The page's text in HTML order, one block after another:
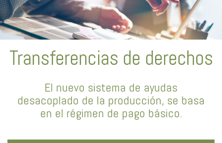
Transferencias de derechos
El nuevo sistema de ayudas
desacoplado de la producción, se basa
en el régimen de pago básico.